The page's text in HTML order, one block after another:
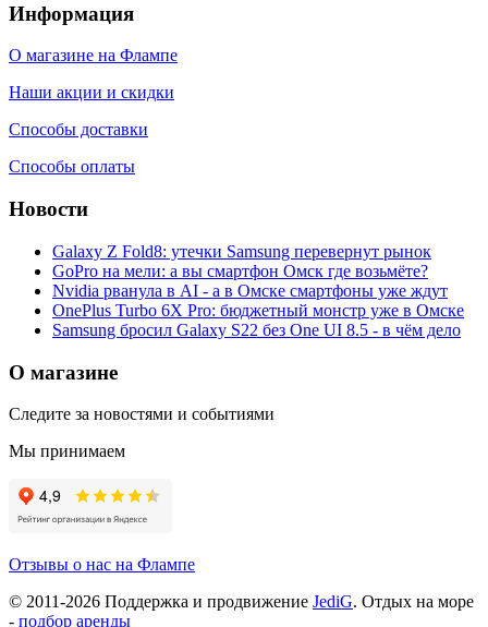
Информация
О магазине на Флампе
Наши акции и скидки
Способы доставки
Способы оплаты
Новости
Galaxy Z Fold8: утечки Samsung перевернут рынок
GoPro на мели: а вы смартфон Омск где возьмёте?
Nvidia рванула в AI - а в Омске смартфоны уже ждут
OnePlus Turbo 6X Pro: бюджетный монстр уже в Омске
Samsung бросил Galaxy S22 без One UI 8.5 - в чём дело
О магазине
Следите за новостями и событиями
Мы принимаем
Отзывы о нас на Флампе
© 2011-2026 Поддержка и продвижение JediG. Отдых на море
- подбор аренды